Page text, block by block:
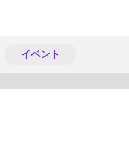
イベント